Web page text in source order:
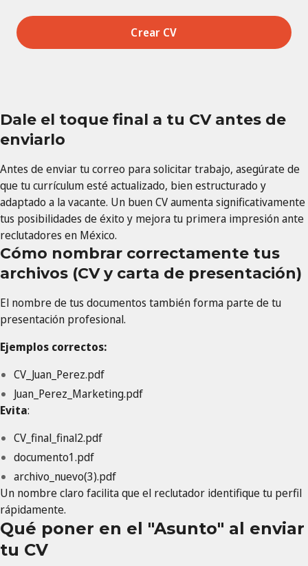
Crear CV
Dale el toque final a tu CV antes de
enviarlo
Antes de enviar tu correo para solicitar trabajo, asegúrate de
que tu currículum esté actualizado, bien estructurado y
adaptado a la vacante. Un buen CV aumenta significativamente
tus posibilidades de éxito y mejora tu primera impresión ante
reclutadores en México.
Cómo nombrar correctamente tus
archivos (CV y carta de presentación)
El nombre de tus documentos también forma parte de tu
presentación profesional.
Ejemplos correctos:
CV_Juan_Perez.pdf
Juan_Perez_Marketing.pdf
Evita:
CV_final_final2.pdf
documento1.pdf
archivo_nuevo(3).pdf
Un nombre claro facilita que el reclutador identifique tu perfil
rápidamente.
Qué poner en el "Asunto" al enviar
tu CV